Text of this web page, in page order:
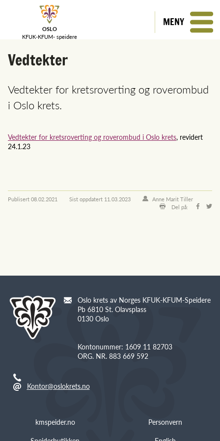
OSLO
KFUK-KFUM- speidere
MENY
Vedtekter
Vedtekter for kretsroverting og roverombud
i Oslo krets.
Vedtekter for kretsroverting og roverombud i Oslo krets, revidert
24.1.23
Publisert08.02.2021 Sist oppdatert 11.03.2023
Anne Marit Tiller
Del på:
Oslo krets av Norges KFUK-KFUM-Speidere
Pb 6810 St. Olavsplass
0130 Oslo
Kontonummer: 1609 11 82703
ORG. NR. 883 669 592
Kontor@oslokrets.no
kmspeider.no
Personvern